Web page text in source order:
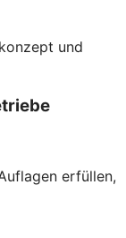
und
erfüllen,